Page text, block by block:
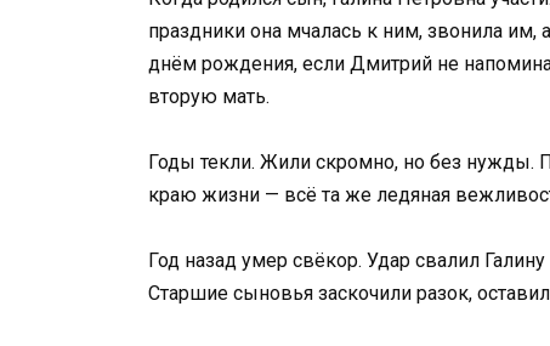
праздники она мчалась к ним, звонила
днём рождения, если Дмитрий не
вторую мать.
Годы текли. Жили скромно, но без нужды.
краю жизни — всё та же ледяная
Год назад умер свёкор. Удар свалил
Старшие сыновья заскочили разок,